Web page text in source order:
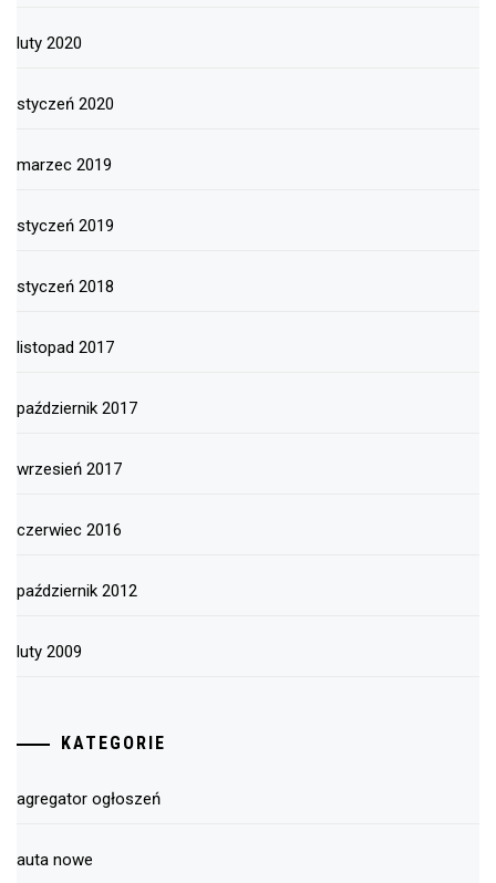
luty 2020
styczeń 2020
marzec 2019
styczeń 2019
styczeń 2018
listopad 2017
październik 2017
wrzesień 2017
czerwiec 2016
październik 2012
luty 2009
KATEGORIE
agregator ogłoszeń
auta nowe